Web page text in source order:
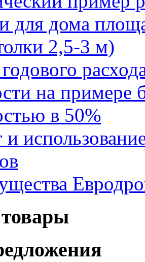
для дома
2,5-3 м)
на примере
в 50%
и